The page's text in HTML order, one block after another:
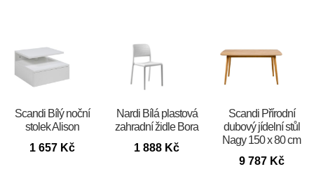
Scandi Bílý noční
stolek Alison
1 657 Kč
Nardi Bílá plastová
zahradní židle Bora
1 888 Kč
Scandi Přírodní
dubový jídelní stůl
Nagy 150 x 80 cm
9 787 Kč